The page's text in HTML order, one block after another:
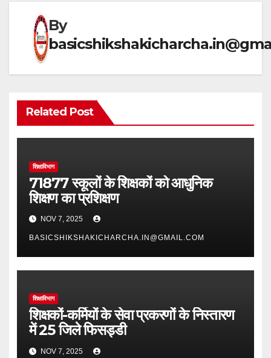
By
Related Post
शिक्षाविभाग
71877 स्कूलों के शिक्षकों को आधुनिक
शिक्षण का प्रशिक्षण
NOV 7, 2025
BASICSHIKSHAKICHARCHA.IN@GMAIL.COM
शिक्षाविभाग
शिक्षकों-कर्मियों के सेवा प्रकरणों के निस्तारण
में 25 जिले फिसड्डी
NOV 7, 2025